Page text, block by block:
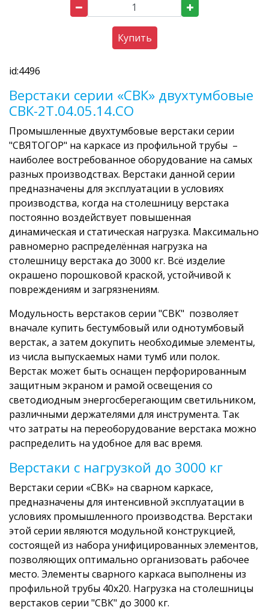
Купить
id:4496
Верстаки серии «СВК» двухтумбовые
СВК-2Т.04.05.14.СО
Промышленные двухтумбовые верстаки серии
"СВЯТОГОР" на каркасе из профильной трубы –
наиболее востребованное оборудование на самых
разных производствах. Верстаки данной серии
предназначены для эксплуатации в условиях
производства, когда на столешницу верстака
постоянно воздействует повышенная
динамическая и статическая нагрузка. Максимально
равномерно распределённая нагрузка на
столешницу верстака до 3000 кг. Всё изделие
окрашено порошковой краской, устойчивой к
повреждениям и загрязнениям.
Модульность верстаков серии "СВК" позволяет
вначале купить бестумбовый или однотумбовый
верстак, а затем докупить необходимые элементы,
из числа выпускаемых нами тумб или полок.
Верстак может быть оснащен перфорированным
защитным экраном и рамой освещения со
светодиодным энергосберегающим светильником,
различными держателями для инструмента. Так
что затраты на переоборудование верстака можно
распределить на удобное для вас время.
Верстаки с нагрузкой до 3000 кг
Верстаки серии «СВК» на сварном каркасе,
предназначены для интенсивной эксплуатации в
условиях промышленного производства. Верстаки
этой серии являются модульной конструкцией,
состоящей из набора унифицированных элементов,
позволяющих оптимально организовать рабочее
место. Элементы сварного каркаса выполнены из
профильной трубы 40х20. Нагрузка на столешницы
верстаков серии "СВК" до 3000 кг.